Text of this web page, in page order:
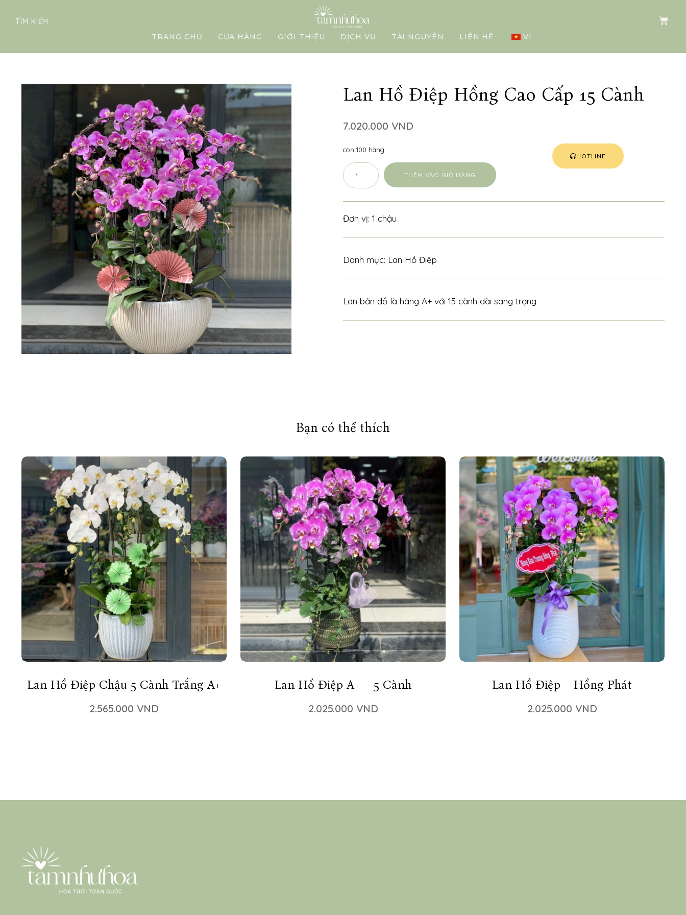
TÌM KIẾM
TRANG CHỦ
CỬA HÀNG GIỚI THIỆU DỊCH VỤ TÀI NGUYÊN LIÊN HỆ VI
Lan Hồ Điệp Hồng Cao Cấp 15 Cành
7.020.000 VND
còn 100 hàng
THÊM VÀO GIỎ HÀNG
HOTLINE
Đơn vị: 1 chậu
Danh mục: Lan Hồ Điệp
Lan bản đồ là hàng A+ với 15 cành dài sang trọng
Bạn có thể thích
Lan Hồ Điệp Chậu 5 Cành Trắng A+
2.565.000 VND
Lan Hồ Điệp A+ – 5 Cành
2.025.000 VND
Lan Hồ Điệp – Hồng Phát
2.025.000 VND